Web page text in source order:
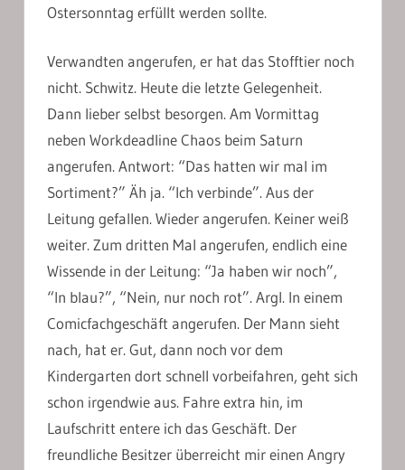
Ostersonntag erfüllt werden sollte.
Verwandten angerufen, er hat das Stofftier noch
nicht. Schwitz. Heute die letzte Gelegenheit.
Dann lieber selbst besorgen. Am Vormittag
neben Workdeadline Chaos beim Saturn
angerufen. Antwort: “Das hatten wir mal im
Sortiment?” Äh ja. “Ich verbinde”. Aus der
Leitung gefallen. Wieder angerufen. Keiner weiß
weiter. Zum dritten Mal angerufen, endlich eine
Wissende in der Leitung: “Ja haben wir noch”,
“In blau?”, “Nein, nur noch rot”. Argl. In einem
Comicfachgeschäft angerufen. Der Mann sieht
nach, hat er. Gut, dann noch vor dem
Kindergarten dort schnell vorbeifahren, geht sich
schon irgendwie aus. Fahre extra hin, im
Laufschritt entere ich das Geschäft. Der
freundliche Besitzer überreicht mir einen Angry